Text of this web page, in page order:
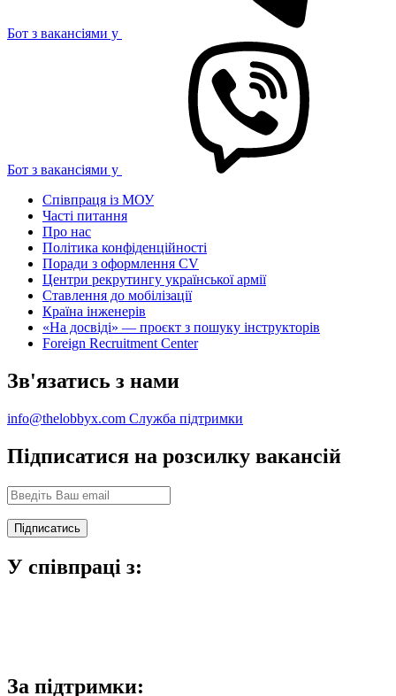
Бот з вакансіями у
Бот з вакансіями у
Співпраця із МОУ
Часті питання
Про нас
Політика конфіденційності
Поради з оформлення CV
Центри рекрутингу української армії
Ставлення до мобілізації
Країна інженерів
«На досвіді» — проєкт з пошуку інструкторів
Foreign Recruitment Center
Зв'язатись з нами
info@thelobbyx.com Служба підтримки
Підписатися на розсилку вакансій
У співпраці з:
За підтримки: